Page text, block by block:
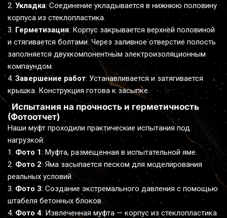
Укладка: Соединение укладывается в нижнюю половину
корпуса из стеклопластика.
Герметизация: Корпус закрывается верхней половиной
и стягивается болтами. Через заливное отверстие полость
заполняется двухкомпонентным электроизоляционным
компаундом.
Завершение работ: Устанавливается и затягивается
крышка. Конструкция готова к засыпке.
  Испытания на прочность и герметичность
(Фотоотчет)
Наши муфт проходили практические испытания под
нагрузкой:
Фото 1: Муфта, размещенная в испытательной яме.
Фото 2: Яма засыпается песком для моделирования
реальных условий.
Фото 3: Создание экстремального давления с помощью
штабеля бетонных блоков.
Фото 4: Извлеченная муфта — корпус из стеклопластика